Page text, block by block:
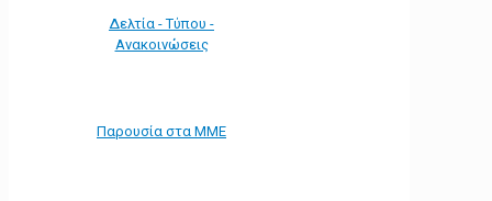
Δελτία - Τύπου -
Ανακοινώσεις
Παρουσία στα ΜΜΕ